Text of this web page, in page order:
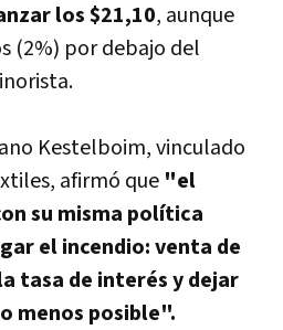
los $21,10, aunque
(2%) por debajo del
Kestelboim, vinculado
afirmó que "el
su misma polí­tica
el incendio: venta de
tasa de interés y dejar
menos posible".